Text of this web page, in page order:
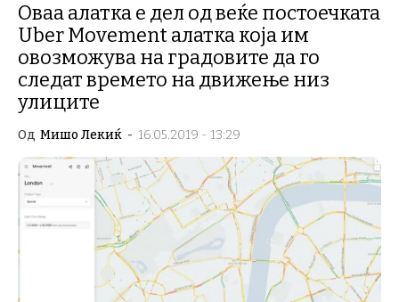
Оваа алатка е дел од веќе постоечката
Uber Movement алатка која им
овозможува на градовите да го
следат времето на движење низ
улиците
Од Мишо Лекиќ - 16.05.2019 - 13:29